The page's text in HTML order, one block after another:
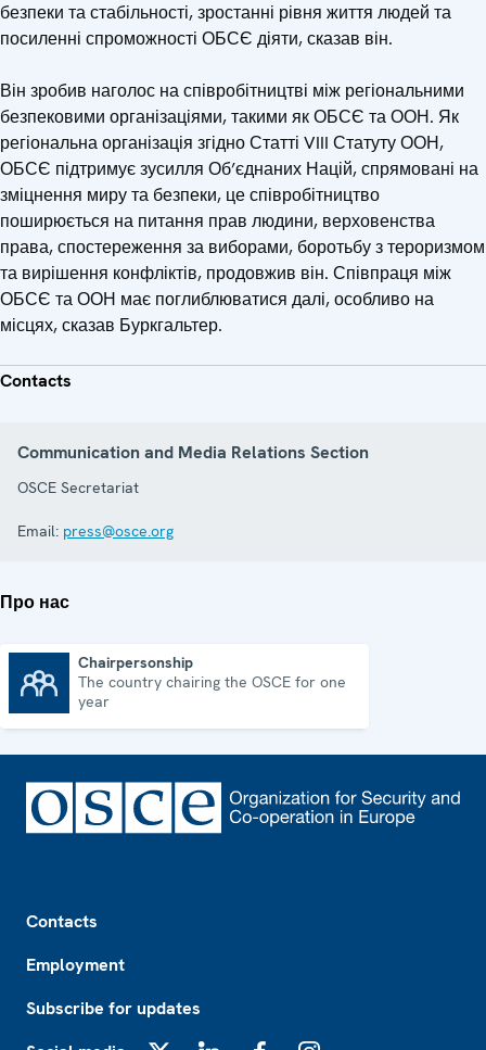
безпеки та стабільності, зростанні рівня життя людей та
посиленні спроможності ОБСЄ діяти, сказав він.
Він зробив наголос на співробітництві між регіональними
безпековими організаціями, такими як ОБСЄ та ООН. Як
регіональна організація згідно Статті VIII Статуту ООН,
ОБСЄ підтримує зусилля Об’єднаних Націй, спрямовані на
зміцнення миру та безпеки, це співробітництво
поширюється на питання прав людини, верховенства
права, спостереження за виборами, боротьбу з тероризмом
та вирішення конфліктів, продовжив він. Співпраця між
ОБСЄ та ООН має поглиблюватися далі, особливо на
місцях, сказав Буркгальтер.
Contacts
Communication and Media Relations Section
OSCE Secretariat
Email: press@osce.org
Про нас
Chairpersonship
The country chairing the OSCE for one
year
Contacts
Employment
Subscribe for updates